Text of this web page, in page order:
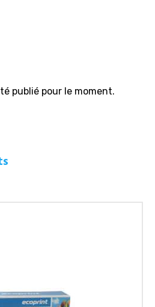
publié pour le moment.